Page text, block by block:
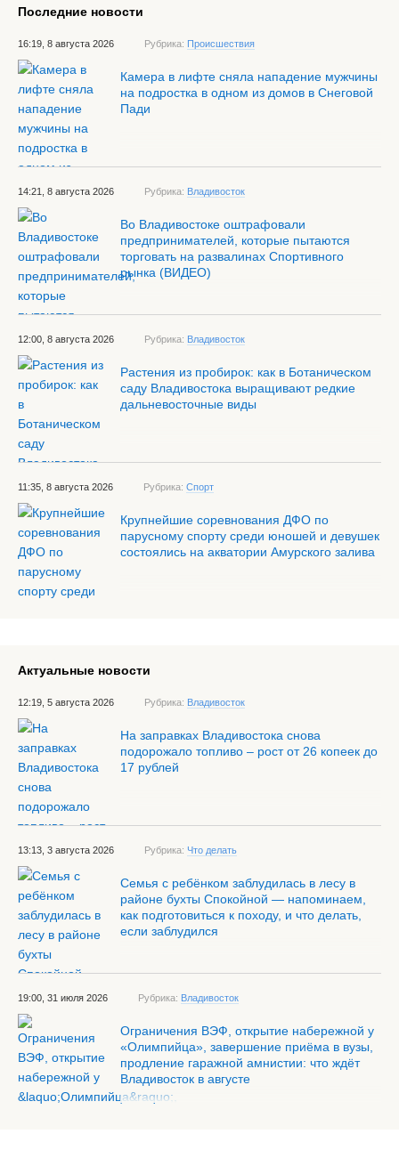
Последние новости
16:19, 8 августа 2026 Рубрика: Происшествия
Камера в лифте сняла нападение мужчины
на подростка в одном из домов в Снеговой
Пади
14:21, 8 августа 2026 Рубрика: Владивосток
Во Владивостоке оштрафовали
предпринимателей, которые пытаются
торговать на развалинах Спортивного
рынка (ВИДЕО)
12:00, 8 августа 2026 Рубрика: Владивосток
Растения из пробирок: как в Ботаническом
саду Владивостока выращивают редкие
дальневосточные виды
11:35, 8 августа 2026 Рубрика: Спорт
Крупнейшие соревнования ДФО по
парусному спорту среди юношей и девушек
состоялись на акватории Амурского залива
Актуальные новости
12:19, 5 августа 2026 Рубрика: Владивосток
На заправках Владивостока снова
подорожало топливо – рост от 26 копеек до
17 рублей
13:13, 3 августа 2026 Рубрика: Что делать
Семья с ребёнком заблудилась в лесу в
районе бухты Спокойной — напоминаем,
как подготовиться к походу, и что делать,
если заблудился
19:00, 31 июля 2026 Рубрика: Владивосток
Ограничения ВЭФ, открытие набережной у
«Олимпийца», завершение приёма в вузы,
продление гаражной амнистии: что ждёт
Владивосток в августе